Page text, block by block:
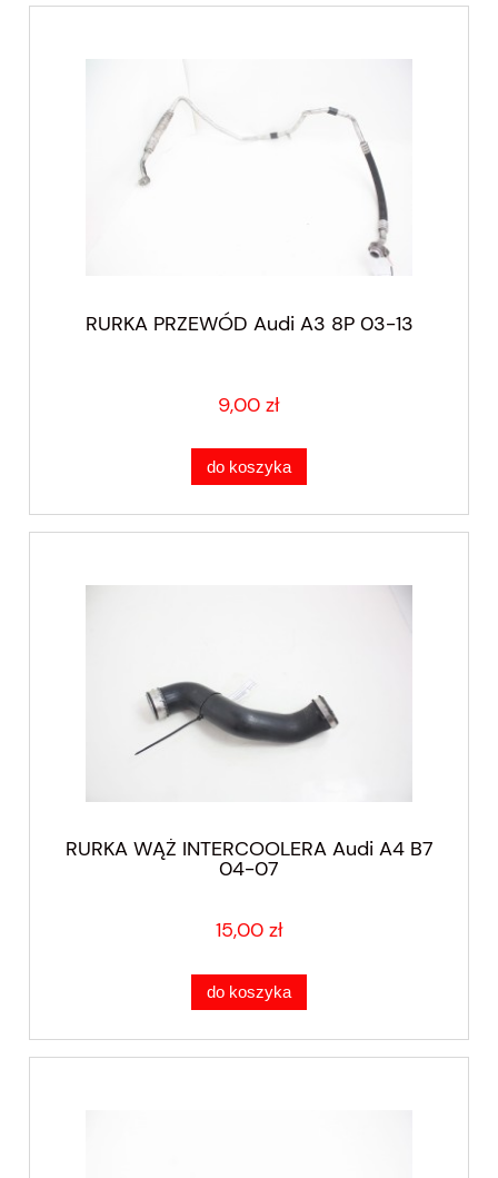
RURKA PRZEWÓD Audi A3 8P 03-13
9,00 zł
do koszyka
RURKA WĄŻ INTERCOOLERA Audi A4 B7
04-07
15,00 zł
do koszyka